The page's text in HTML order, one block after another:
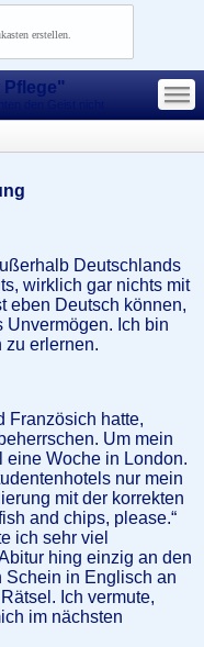
erstellen.
Pflege" —
—
—
Deutschlands
wirklich gar nichts mit
eben Deutsch können,
Ich bin
zu erlernen.
Französich hatte,
Um mein
eine Woche in London.
nur mein
mit der korrekten
and chips, please.“
ich sehr viel
hing einzig an den
Schein in Englisch an
Ich vermute,
im nächsten